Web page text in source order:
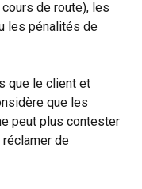
de route), les
les pénalités de
que le client et
que les
peut plus contester
de